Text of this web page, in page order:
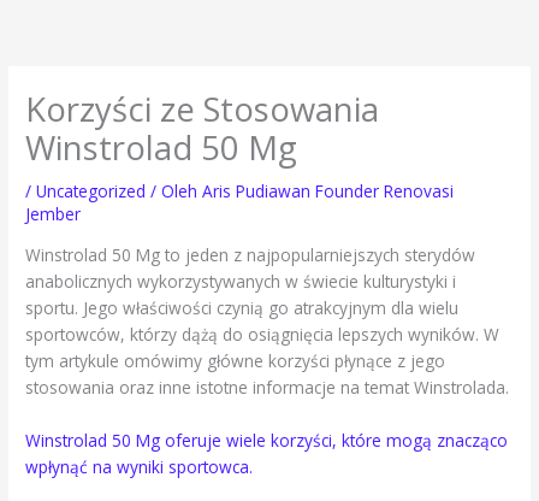
Korzyści ze Stosowania
Winstrolad 50 Mg
/Uncategorized / OlehAris Pudiawan Founder Renovasi
Jember
Winstrolad 50 Mg to jeden z najpopularniejszych sterydów
anabolicznych wykorzystywanych w świecie kulturystyki i
sportu. Jego właściwości czynią go atrakcyjnym dla wielu
sportowców, którzy dążą do osiągnięcia lepszych wyników. W
tym artykule omówimy główne korzyści płynące z jego
stosowania oraz inne istotne informacje na temat Winstrolada.
Winstrolad 50 Mg oferuje wiele korzyści, które mogą znacząco
wpłynąć na wyniki sportowca.